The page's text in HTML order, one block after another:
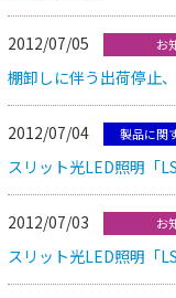
2012/07/05 お
棚卸しに伴う出荷停止
2012/07/04 製品に関
スリット光LED照明「
2012/07/03 お
スリット光LED照明「